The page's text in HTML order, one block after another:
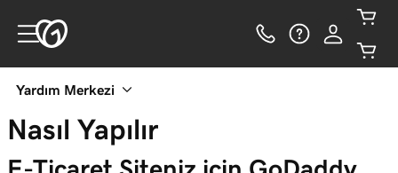
Yardım Merkezi
Nasıl Yapılır